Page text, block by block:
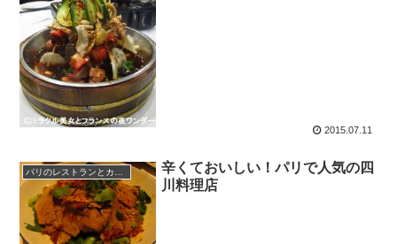
2015.07.11
辛くておいしい！パリで人気の四
川料理店